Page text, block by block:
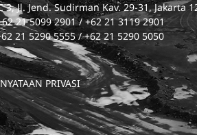
3, Jl. Jend. Sudirman Kav. 29-31, Jakarta
21 5099 2901 / +62 21 3119 2901
21 5290 5555 / +62 21 5290 5050
PRIVASI